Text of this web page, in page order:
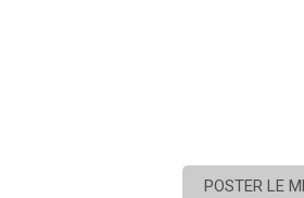
POSTER LE